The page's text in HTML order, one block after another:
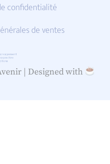
confidentialité
de ventes
| Designed with